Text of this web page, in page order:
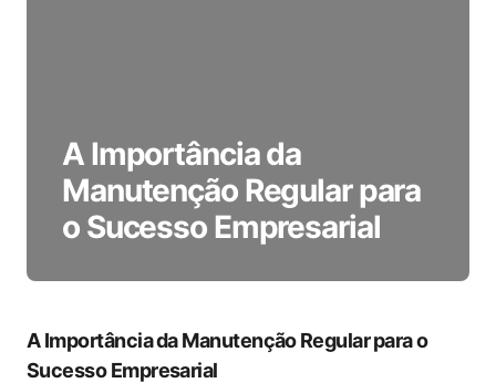
A Importância da
Manutenção Regular para
o Sucesso Empresarial
A Importância⁢ da Manutenção⁣ Regular ⁣para o
Sucesso Empresarial